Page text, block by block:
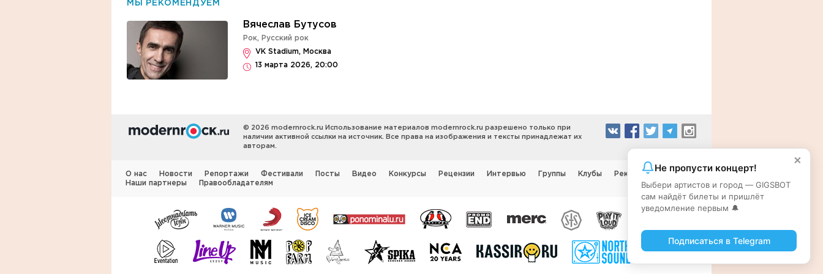
МЫ РЕКОМЕНДУЕМ
Вячеслав Бутусов
Рок,
Русский рок
VK Stadium, Москва
13 марта 2026, 20:00
© 2026 modernrock.ru Использование материалов modernrock.ru разрешено только при
наличии активной ссылки на источник. Все права на изображения и тексты принадлежат их
авторам.
О нас Новости Репортажи Фестивали Посты Видео Конкурсы Рецензии Интервью Группы Клубы
Реклама на сайте
Наши партнеры
Правообладателям
×
Не пропусти концерт!
Выбери артистов и город — GIGSBOT
сам найдёт билеты и пришлёт
уведомление первым 🔔
Подписаться в Telegram